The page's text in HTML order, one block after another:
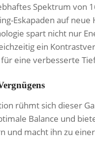
Spektrum von
Eskapaden auf neue
spart nicht nur
ein
eine verbesserte
rühmt sich dieser
Balance und
und macht ihn zu